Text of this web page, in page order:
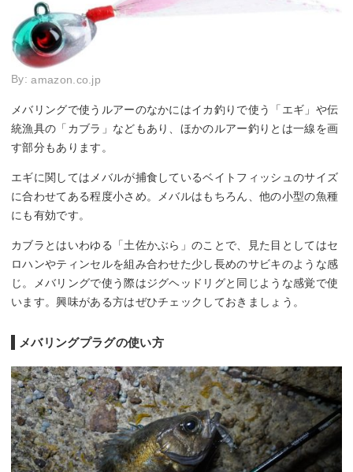
By:amazon.co.jp
メバリングで使うルアーのなかにはイカ釣りで使う「エギ」や伝
統漁具の「カブラ」などもあり、ほかのルアー釣りとは一線を画
す部分もあります。
エギに関してはメバルが捕食しているベイトフィッシュのサイズ
に合わせてある程度小さめ。メバルはもちろん、他の小型の魚種
にも有効です。
カブラとはいわゆる「土佐かぶら」のことで、見た目としてはセ
ロハンやティンセルを組み合わせた少し長めのサビキのような感
じ。メバリングで使う際はジグヘッドリグと同じような感覚で使
います。興味がある方はぜひチェックしておきましょう。
メバリングプラグの使い方